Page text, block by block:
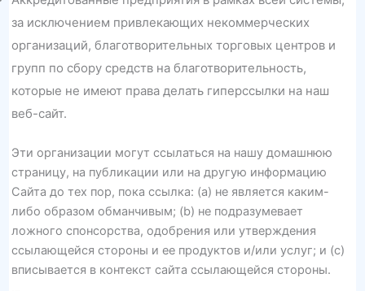
за исключением привлекающих некоммерческих
организаций, благотворительных торговых центров и
групп по сбору средств на благотворительность,
которые не имеют права делать гиперссылки на наш
веб-сайт.
Эти организации могут ссылаться на нашу домашнюю
страницу, на публикации или на другую информацию
Сайта до тех пор, пока ссылка: (a) не является каким-
либо образом обманчивым; (b) не подразумевает
ложного спонсорства, одобрения или утверждения
ссылающейся стороны и ее продуктов и/или услуг; и (c)
вписывается в контекст сайта ссылающейся стороны.